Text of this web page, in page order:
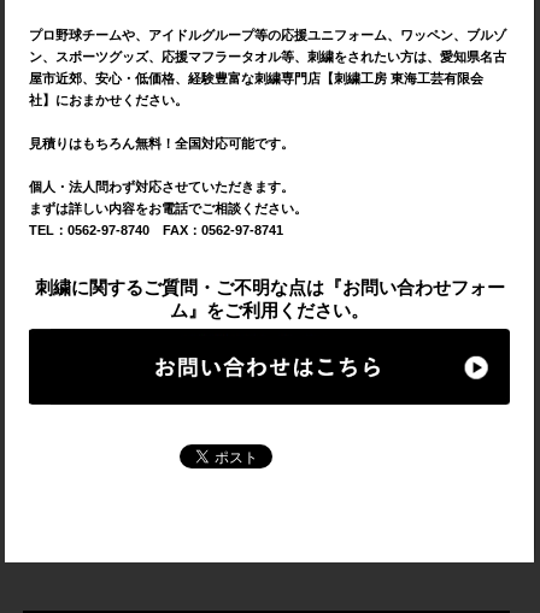
プロ野球チームや、アイドルグループ等の応援ユニフォーム、ワッペン、ブルゾ
ン、スポーツグッズ、応援マフラータオル等、刺繍をされたい方は、愛知県名古
屋市近郊、安心・低価格、経験豊富な刺繍専門店【刺繍工房 東海工芸有限会
社】におまかせください。
見積りはもちろん無料！全国対応可能です。
個人・法人問わず対応させていただきます。
まずは詳しい内容をお電話でご相談ください。
TEL：0562-97-8740 FAX：0562-97-8741
刺繍に関するご質問・ご不明な点は『お問い合わせフォー
ム』をご利用ください。